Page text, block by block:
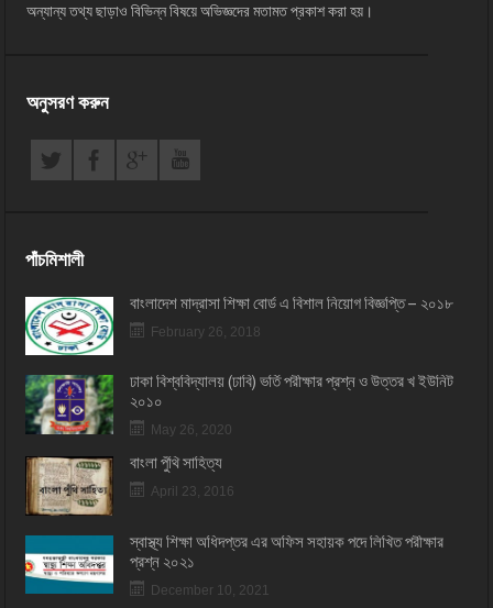
অন্যান্য তথ্য ছাড়াও বিভিন্ন বিষয়ে অভিজ্ঞদের মতামত প্রকাশ করা হয়।
অনুসরণ করুন
পাঁচমিশালী
বাংলাদেশ মাদ্রাসা শিক্ষা বোর্ড এ বিশাল নিয়োগ বিজ্ঞপ্তি – ২০১৮
February 26, 2018
ঢাকা বিশ্ববিদ্যালয় (ঢাবি) ভর্তি পরীক্ষার প্রশ্ন ও উত্তর খ ইউনিট
২০১০
May 26, 2020
বাংলা পুঁথি সাহিত্য
April 23, 2016
স্বাস্থ্য শিক্ষা অধিদপ্তর এর অফিস সহায়ক পদে লিখিত পরীক্ষার
প্রশ্ন ২০২১
December 10, 2021